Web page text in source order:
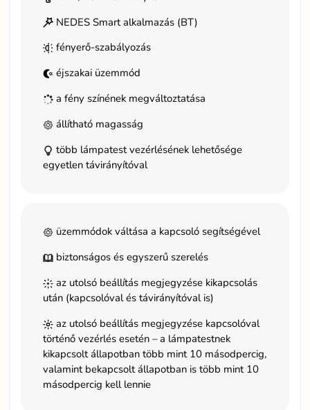
NEDES Smart alkalmazás (BT)
fényerő-szabályozás
éjszakai üzemmód
a fény színének megváltoztatása
állítható magasság
több lámpatest vezérlésének lehetősége
egyetlen távirányítóval
üzemmódok váltása a kapcsoló segítségével
biztonságos és egyszerű szerelés
az utolsó beállítás megjegyzése kikapcsolás
után (kapcsolóval és távirányítóval is)
az utolsó beállítás megjegyzése kapcsolóval
történő vezérlés esetén – a lámpatestnek
kikapcsolt állapotban több mint 10 másodpercig,
valamint bekapcsolt állapotban is több mint 10
másodpercig kell lennie